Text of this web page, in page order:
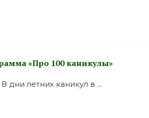
«Про 100 каникулы»
дни летних каникул в ...